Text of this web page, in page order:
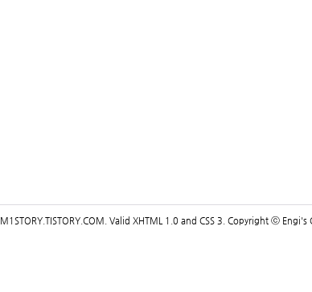
M1STORY.TISTORY.COM . Valid XHTML 1.0 and CSS 3 . Copyright ⓒ Engi's